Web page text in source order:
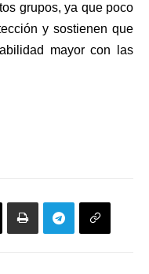
grupos, ya que poco
y sostienen que
mayor con las